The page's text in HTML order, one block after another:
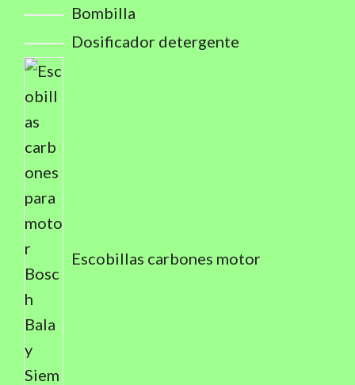
Bombilla
Dosificador detergente
Escobillas carbones motor